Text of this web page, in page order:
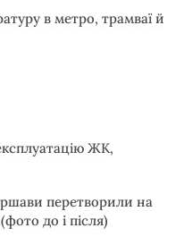
в метро, трамваї й
ЖК,
перетворили на
до і після)